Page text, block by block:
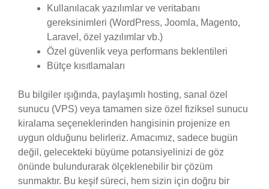
Kullanılacak yazılımlar ve veritabanı
gereksinimleri (WordPress, Joomla, Magento,
Laravel, özel yazılımlar vb.)
Özel güvenlik veya performans beklentileri
Bütçe kısıtlamaları
Bu bilgiler ışığında, paylaşımlı hosting, sanal özel
sunucu (VPS) veya tamamen size özel fiziksel sunucu
kiralama seçeneklerinden hangisinin projenize en
uygun olduğunu belirleriz. Amacımız, sadece bugün
değil, gelecekteki büyüme potansiyelinizi de göz
önünde bulundurarak ölçeklenebilir bir çözüm
sunmaktır. Bu keşif süreci, hem sizin için doğru bir